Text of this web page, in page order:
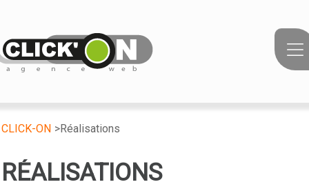
CLICK-ON Réalisations
RÉALISATIONS